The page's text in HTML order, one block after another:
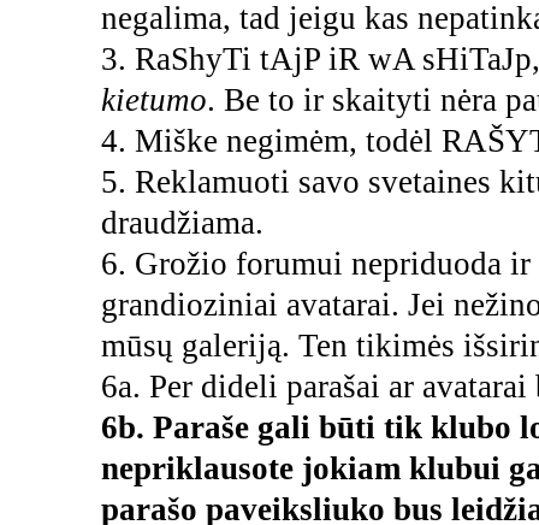
negalima, tad jeigu kas
3. RaShyTi tAjP iR wA
kietumo. Be to ir skaityti nėra
4. Miške negimėm, todėl
5. Reklamuoti savo svetaines
draudžiama.
6. Grožio forumui nepriduoda
grandioziniai avatarai. Jei
mūsų galeriją. Ten tikimės
6a. Per dideli parašai ar
6b. Paraše gali būti tik klubo
nepriklausote jokiam klubui
parašo paveiksliuko bus